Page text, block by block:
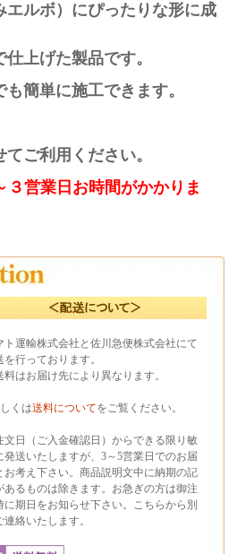
ルボ）にぴったりな形に成
上げた製品です。
簡単に施工できます。
ご利用ください。
営業日お時間がかかりま
ト運輸株式会社と佐川急便株式会社にて
を行っております。
はお届け先により異なります。
くは送料についてをご覧ください。
文日（ご入金確認日）からできる限り敏
発送いたしますが、3～5営業日でのお届
お考え下さい。商品説明文中に納期の記
あるものは除きます。お急ぎの方は御注
に期日をお知らせ下さい。こちらから別
連絡いたします。